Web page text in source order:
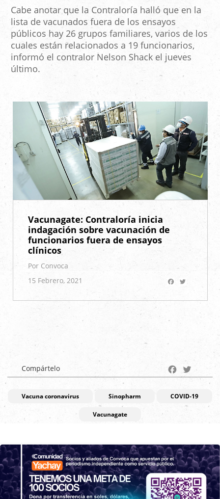
Cabe anotar que la Contraloría halló que en la
lista de vacunados fuera de los ensayos
públicos hay 26 grupos familiares, varios de los
cuales están relacionados a 19 funcionarios,
informó el contralor Nelson Shack el jueves
último.
Vacunagate: Contraloría inicia
indagación sobre vacunación de
funcionarios fuera de ensayos
clínicos
Por Convoca
15 Febrero, 2021
Facebook
Compártelo Facebook
Twitter
Vacuna coronavirus Sinopharm COVID-19
Vacunagate